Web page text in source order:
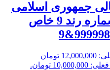
20000 ریالی جمهوری اسلامی
سری 22 – جفت شماره رند 9 خاص
قیمت اصلی: 12,000,000 تومان
تومان.